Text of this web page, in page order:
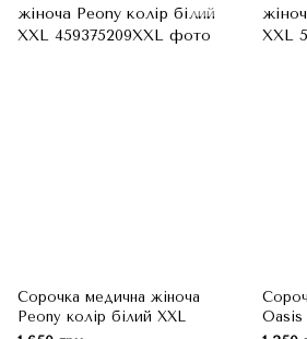
Сорочка медична жіноча
Peony колір білий XXL
Oasis